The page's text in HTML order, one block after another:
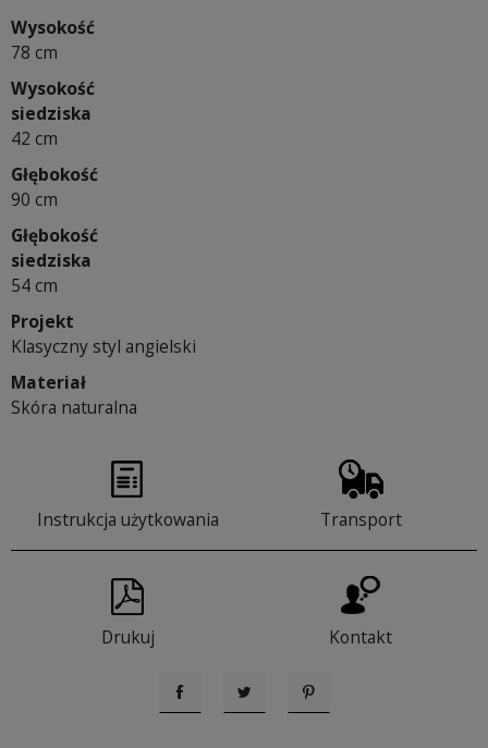
Wysokość
78 cm
Wysokość
siedziska
42 cm
Głębokość
90 cm
Głębokość
siedziska
54 cm
Projekt
Klasyczny styl angielski
Materiał
Skóra naturalna
Instrukcja użytkowania Transport
Drukuj Kontakt
UdostępnijTweetujPinterest